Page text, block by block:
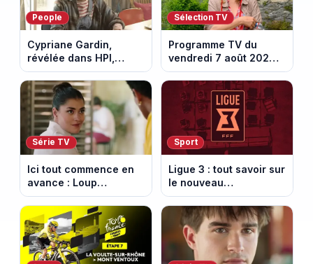
People
Cypriane Gardin,
révélée dans HPI,
lance une cagnotte
après des difficultés
financières
Sélection TV
Programme TV du
vendredi 7 août 2026 :
notre sélection pour
votre soirée télé
Série TV
Ici tout commence en
avance : Loup
découvre la trahison
de Bianca. Episode du
10 août 2026 (spoiler)
Sport
Ligue 3 : tout savoir sur
le nouveau
championnat qui
succède au National